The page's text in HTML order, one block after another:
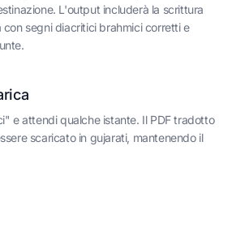
L'output includerà la scrittura
segni diacritici brahmici corretti e
e attendi qualche istante. Il PDF tradotto
scaricato in gujarati, mantenendo il